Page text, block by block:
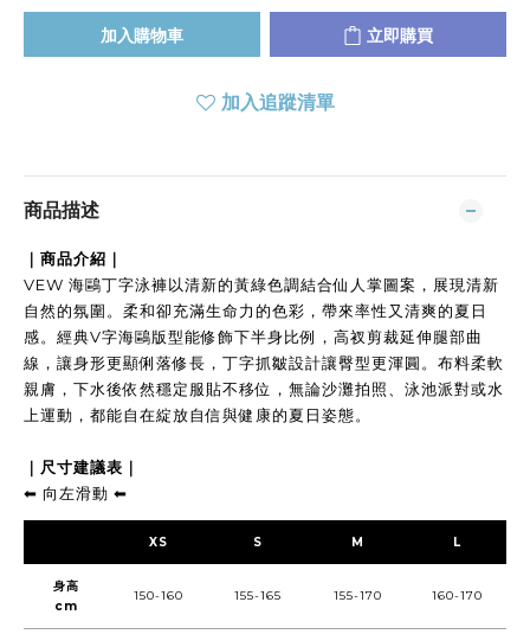
加入購物車 立即購買
加入追蹤清單
商品描述
｜商品介紹｜
VEW 海鷗丁字泳褲以清新的黃綠色調結合仙人掌圖案，展現清新
自然的氛圍。柔和卻充滿生命力的色彩，帶來率性又清爽的夏日
感。經典V字海鷗版型能修飾下半身比例，高衩剪裁延伸腿部曲
線，讓身形更顯俐落修長，丁字抓皺設計讓臀型更渾圓。布料柔軟
親膚，下水後依然穩定服貼不移位，無論沙灘拍照、泳池派對或水
上運動，都能自在綻放自信與健康的夏日姿態。
｜尺寸建議表｜
⬅︎ 向左滑動 ⬅︎
XS S M L
身高
cm
150-160 155-165 155-170 160-170